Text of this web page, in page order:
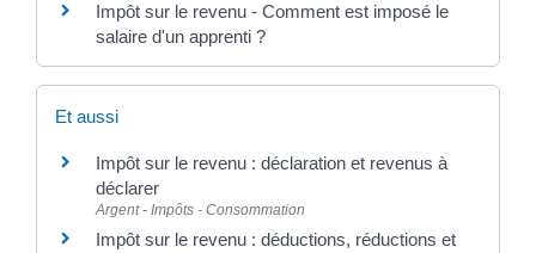
Impôt sur le revenu - Comment est imposé le
salaire d'un apprenti ?
Et aussi
Impôt sur le revenu : déclaration et revenus à
déclarer
Argent - Impôts - Consommation
Impôt sur le revenu : déductions, réductions et